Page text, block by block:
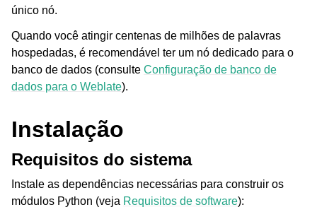
único nó.
Quando você atingir centenas de milhões de palavras
hospedadas, é recomendável ter um nó dedicado para o
banco de dados (consulte Configuração de banco de
dados para o Weblate).
Instalação
Requisitos do sistema
Instale as dependências necessárias para construir os
módulos Python (veja Requisitos de software):